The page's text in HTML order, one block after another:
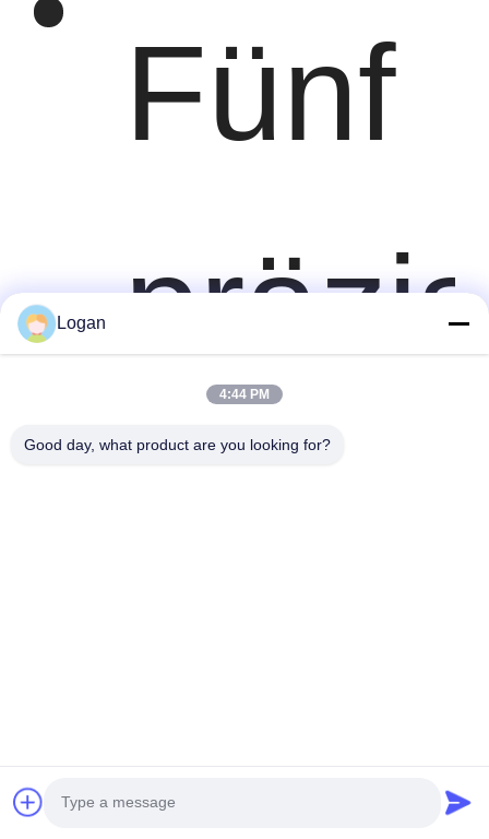
Fünf
Logan
4:44 PM
Good day, what product are you looking for?